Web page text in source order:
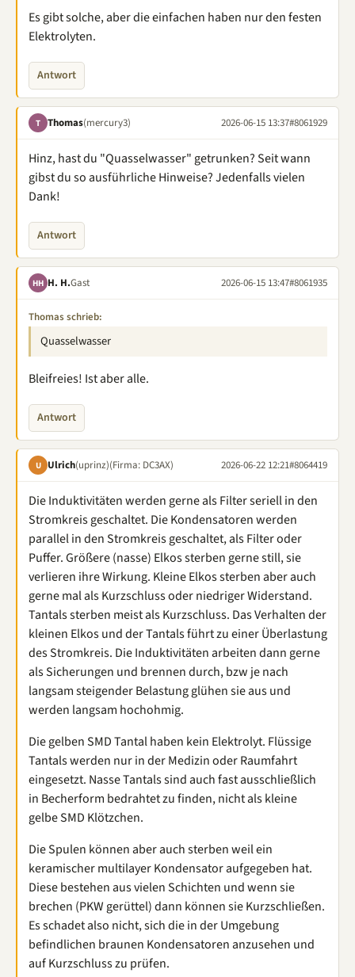
Es gibt solche, aber die einfachen haben nur den festen
Elektrolyten.
Antwort
T Thomas(mercury3) 2026-06-15 13:37#8061929
Hinz, hast du "Quasselwasser" getrunken? Seit wann
gibst du so ausführliche Hinweise? Jedenfalls vielen
Dank!
Antwort
HH H. H.Gast 2026-06-15 13:47#8061935
Thomas schrieb:
Quasselwasser
Bleifreies! Ist aber alle.
Antwort
U Ulrich(uprinz)(Firma: DC3AX) 2026-06-22 12:21#8064419
Die Induktivitäten werden gerne als Filter seriell in den
Stromkreis geschaltet. Die Kondensatoren werden
parallel in den Stromkreis geschaltet, als Filter oder
Puffer. Größere (nasse) Elkos sterben gerne still, sie
verlieren ihre Wirkung. Kleine Elkos sterben aber auch
gerne mal als Kurzschluss oder niedriger Widerstand.
Tantals sterben meist als Kurzschluss. Das Verhalten der
kleinen Elkos und der Tantals führt zu einer Überlastung
des Stromkreis. Die Induktivitäten arbeiten dann gerne
als Sicherungen und brennen durch, bzw je nach
langsam steigender Belastung glühen sie aus und
werden langsam hochohmig.
Die gelben SMD Tantal haben kein Elektrolyt. Flüssige
Tantals werden nur in der Medizin oder Raumfahrt
eingesetzt. Nasse Tantals sind auch fast ausschließlich
in Becherform bedrahtet zu finden, nicht als kleine
gelbe SMD Klötzchen.
Die Spulen können aber auch sterben weil ein
keramischer multilayer Kondensator aufgegeben hat.
Diese bestehen aus vielen Schichten und wenn sie
brechen (PKW gerüttel) dann können sie Kurzschließen.
Es schadet also nicht, sich die in der Umgebung
befindlichen braunen Kondensatoren anzusehen und
auf Kurzschluss zu prüfen.